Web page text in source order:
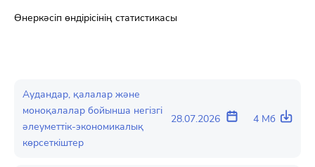
Өнеркәсіп өндірісінің статистикасы
Аудандар, қалалар және
моноқалалар бойынша негізгі
әлеуметтік-экономикалық
көрсеткіштер
28.07.2026 4 Мб